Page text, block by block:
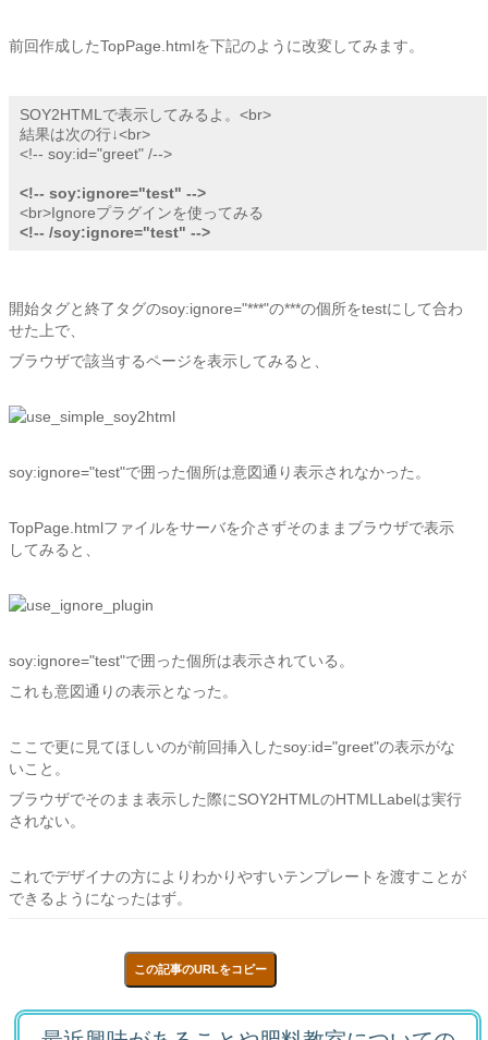
前回作成したTopPage.htmlを下記のように改変してみます。
SOY2HTMLで表示してみるよ。<br>
結果は次の行↓<br>
<!-- soy:id="greet" /-->
<!-- soy:ignore="test" -->
<!-- /soy:ignore="test" -->
開始タグと終了タグのsoy:ignore="***"の***の個所をtestにして合わ
せた上で、
ブラウザで該当するページを表示してみると、
soy:ignore="test"で囲った個所は意図通り表示されなかった。
TopPage.htmlファイルをサーバを介さずそのままブラウザで表示
してみると、
soy:ignore="test"で囲った個所は表示されている。
これも意図通りの表示となった。
ここで更に見てほしいのが前回挿入したsoy:id="greet"の表示がな
いこと。
ブラウザでそのまま表示した際にSOY2HTMLのHTMLLabelは実行
されない。
これでデザイナの方によりわかりやすいテンプレートを渡すことが
できるようになったはず。
この記事のURLをコピー